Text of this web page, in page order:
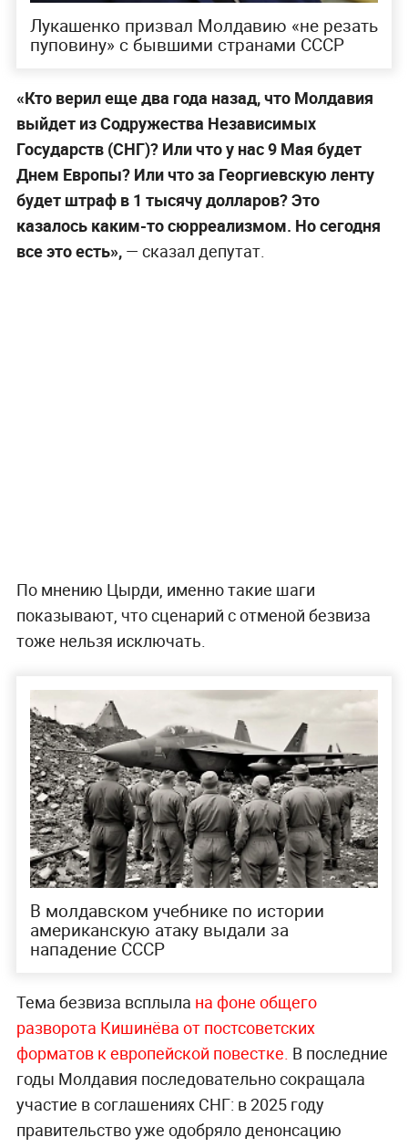
Лукашенко призвал Молдавию «не резать
пуповину» с бывшими странами СССР
«Кто верил еще два года назад, что Молдавия
выйдет из Содружества Независимых
Государств (СНГ)? Или что у нас 9 Мая будет
Днем Европы? Или что за Георгиевскую ленту
будет штраф в 1 тысячу долларов? Это
казалось каким-то сюрреализмом. Но сегодня
все это есть», — сказал депутат.
По мнению Цырди, именно такие шаги
показывают, что сценарий с отменой безвиза
тоже нельзя исключать.
В молдавском учебнике по истории
американскую атаку выдали за
нападение СССР
Тема безвиза всплыла на фоне общего
разворота Кишинёва от постсоветских
форматов к европейской повестке. В последние
годы Молдавия последовательно сокращала
участие в соглашениях СНГ: в 2025 году
правительство уже одобряло денонсацию